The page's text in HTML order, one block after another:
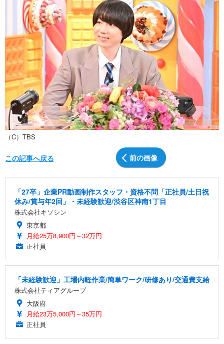
ショッピング その他
（C）TBS
前の画像
この記事へ戻る
「27卒」企業PR動画制作スタッフ・資格不問「正社員/土日祝
休み/賞与年2回」・未経験歓迎/渋谷区神南1丁目
株式会社キソシン
東京都
月給25万8,900円～32万円
正社員
「未経験歓迎」工場内軽作業/簡単ワーク/研修あり/交通費支給
株式会社ティアグループ
大阪府
月給23万5,000円～35万円
正社員